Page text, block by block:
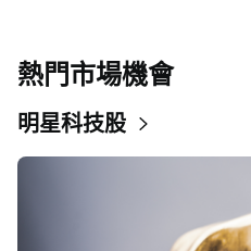
熱門市場機會
明星科技股